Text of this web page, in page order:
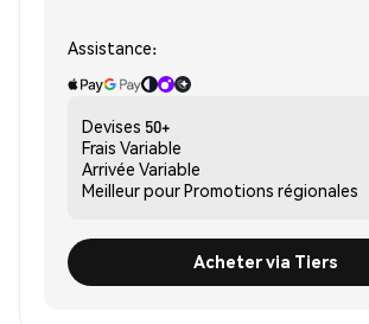
Assistance:
Devises 50+
Frais Variable
Arrivée Variable
Meilleur pourPromotions régionales
Acheter via Tiers